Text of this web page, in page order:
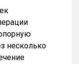
несколько